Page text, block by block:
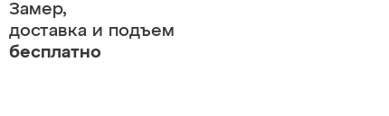
Замер,
доставка и подъем
бесплатно